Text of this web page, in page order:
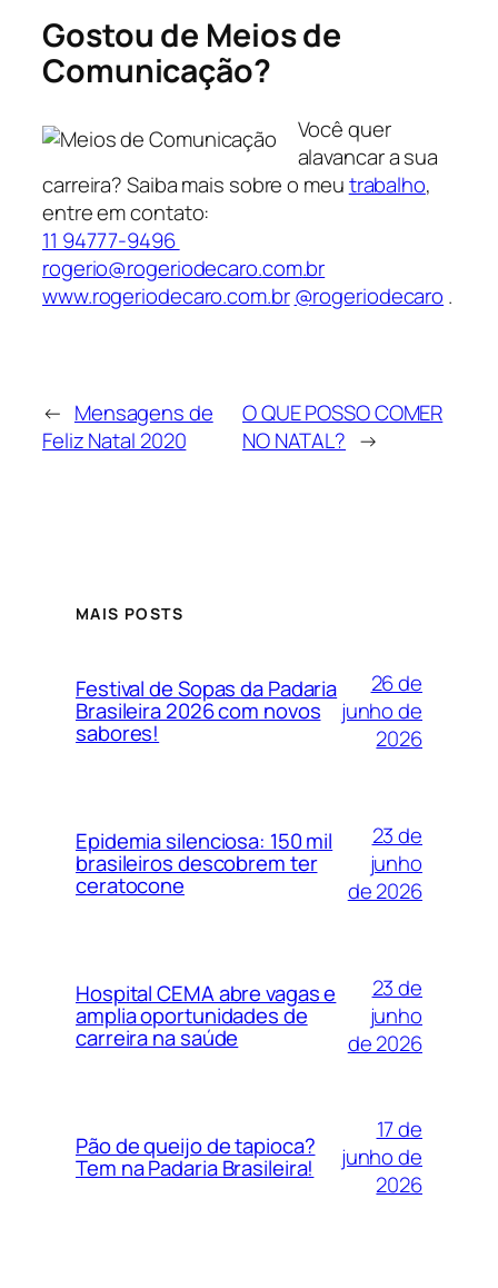
Gostou de Meios de
Comunicação?
Você quer
alavancar a sua
carreira? Saiba mais sobre o meutrabalho,
entre em contato:
11 94777-9496
rogerio@rogeriodecaro.com.br
www.rogeriodecaro.com.br @rogeriodecaro .
← Mensagens de
Feliz Natal 2020
O QUE POSSO COMER
NO NATAL? →
MAIS POSTS
Festival de Sopas da Padaria
Brasileira 2026 com novos
sabores!
26 de
junho de
2026
Epidemia silenciosa: 150 mil
brasileiros descobrem ter
ceratocone
23 de
junho
de 2026
Hospital CEMA abre vagas e
amplia oportunidades de
carreira na saúde
23 de
junho
de 2026
Pão de queijo de tapioca?
Tem na Padaria Brasileira!
17 de
junho de
2026